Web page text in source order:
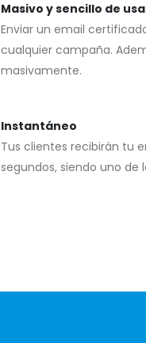
Masivo y sencillo de
Enviar un email
cualquier campaña.
masivamente.
Instantáneo
Tus clientes recibirán tu
segundos, siendo uno de